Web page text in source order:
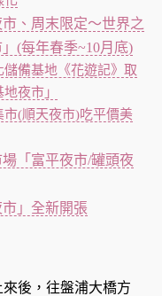
、周末限定～世界之
(每年春季~10月底)
備基地《花遊記》取
夜市」
(順天夜市)吃平價美
「富平夜市/罐頭夜
」全新開張
來後，往盤浦大橋方